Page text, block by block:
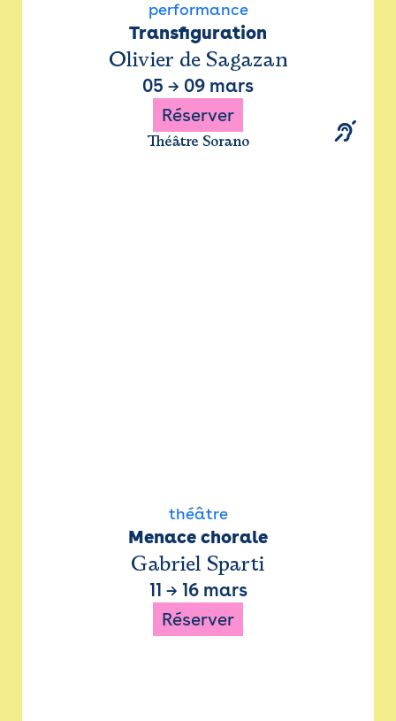
performance
Transfiguration
Olivier de Sagazan
05 → 09 mars
Réserver
Théâtre Sorano
théâtre
Menace chorale
Gabriel Sparti
11 → 16 mars
Réserver